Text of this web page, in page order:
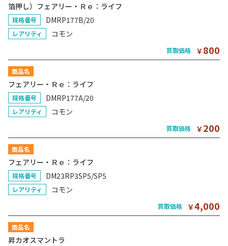
箔押し）フェアリー・Ｒｅ：ライフ
規格番号 DMRP177B/20
レアリティ コモン
買取価格 ￥800
商品名
フェアリー・Ｒｅ：ライフ
規格番号 DMRP177A/20
レアリティ コモン
買取価格 ￥200
商品名
フェアリー・Ｒｅ：ライフ
規格番号 DM23RP3SP5/SP5
レアリティ コモン
買取価格 ￥4,000
商品名
昇カオスマントラ